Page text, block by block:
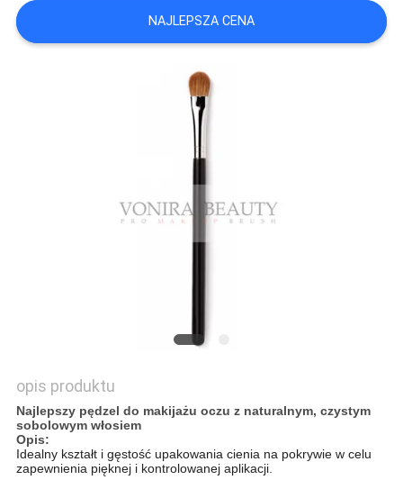
NAJLEPSZA CENA
opis produktu
Najlepszy pędzel do makijażu oczu z naturalnym, czystym
sobolowym włosiem
Opis:
Idealny kształt i gęstość upakowania cienia na pokrywie w celu
zapewnienia pięknej i kontrolowanej aplikacji.